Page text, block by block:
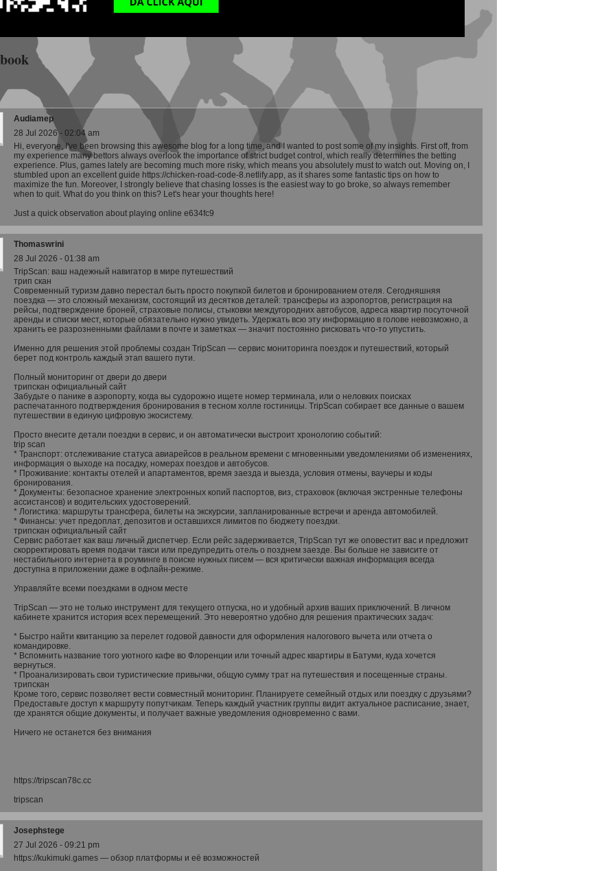
Audiamep
28 Jul 2026 - 02:04 am
Hi, everyone, I've been browsing this awesome blog for a long time, and I wanted to post some of my insights. First off, from
my experience many bettors always overlook the importance of strict budget control, which really determines the betting
experience. Plus, games lately are becoming much more risky, which means you absolutely must to watch out. Moving on, I
stumbled upon an excellent guide https://chicken-road-code-8.netlify.app, as it shares some fantastic tips on how to
maximize the fun. Moreover, I strongly believe that chasing losses is the easiest way to go broke, so always remember
when to quit. What do you think on this? Let's hear your thoughts here!
Just a quick observation about playing online e634fc9
Thomaswrini
28 Jul 2026 - 01:38 am
TripScan: ваш надежный навигатор в мире путешествий
трип скан
Современный туризм давно перестал быть просто покупкой билетов и бронированием отеля. Сегодняшняя
поездка — это сложный механизм, состоящий из десятков деталей: трансферы из аэропортов, регистрация на
рейсы, подтверждение броней, страховые полисы, стыковки междугородних автобусов, адреса квартир посуточной
аренды и списки мест, которые обязательно нужно увидеть. Удержать всю эту информацию в голове невозможно, а
хранить ее разрозненными файлами в почте и заметках — значит постоянно рисковать что-то упустить.
Именно для решения этой проблемы создан TripScan — сервис мониторинга поездок и путешествий, который
берет под контроль каждый этап вашего пути.
Полный мониторинг от двери до двери
трипскан официальный сайт
Забудьте о панике в аэропорту, когда вы судорожно ищете номер терминала, или о неловких поисках
распечатанного подтверждения бронирования в тесном холле гостиницы. TripScan собирает все данные о вашем
путешествии в единую цифровую экосистему.
Просто внесите детали поездки в сервис, и он автоматически выстроит хронологию событий:
trip scan
* Транспорт: отслеживание статуса авиарейсов в реальном времени с мгновенными уведомлениями об изменениях,
информация о выходе на посадку, номерах поездов и автобусов.
* Проживание: контакты отелей и апартаментов, время заезда и выезда, условия отмены, ваучеры и коды
бронирования.
* Документы: безопасное хранение электронных копий паспортов, виз, страховок (включая экстренные телефоны
ассистансов) и водительских удостоверений.
* Логистика: маршруты трансфера, билеты на экскурсии, запланированные встречи и аренда автомобилей.
* Финансы: учет предоплат, депозитов и оставшихся лимитов по бюджету поездки.
трипскан официальный сайт
Сервис работает как ваш личный диспетчер. Если рейс задерживается, TripScan тут же оповестит вас и предложит
скорректировать время подачи такси или предупредить отель о позднем заезде. Вы больше не зависите от
нестабильного интернета в роуминге в поиске нужных писем — вся критически важная информация всегда
доступна в приложении даже в офлайн-режиме.
Управляйте всеми поездками в одном месте
TripScan — это не только инструмент для текущего отпуска, но и удобный архив ваших приключений. В личном
кабинете хранится история всех перемещений. Это невероятно удобно для решения практических задач:
* Быстро найти квитанцию за перелет годовой давности для оформления налогового вычета или отчета о
командировке.
* Вспомнить название того уютного кафе во Флоренции или точный адрес квартиры в Батуми, куда хочется
вернуться.
* Проанализировать свои туристические привычки, общую сумму трат на путешествия и посещенные страны.
трипскан
Кроме того, сервис позволяет вести совместный мониторинг. Планируете семейный отдых или поездку с друзьями?
Предоставьте доступ к маршруту попутчикам. Теперь каждый участник группы видит актуальное расписание, знает,
где хранятся общие документы, и получает важные уведомления одновременно с вами.
Ничего не останется без внимания
https://tripscan78c.cc
tripscan
Josephstege
27 Jul 2026 - 09:21 pm
https://kukimuki.games — обзор платформы и её возможностей